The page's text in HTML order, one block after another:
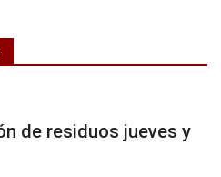
de residuos jueves y